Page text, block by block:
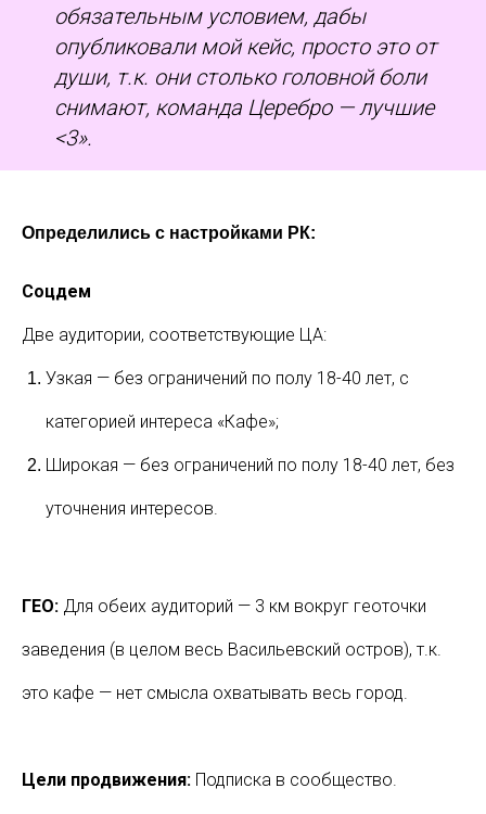
обязательным условием, дабы
опубликовали мой кейс, просто это от
души, т.к. они столько головной боли
снимают, команда Церебро — лучшие
<3».
Определились с настройками РК:
Соцдем
Две аудитории, соответствующие ЦА:
Узкая — без ограничений по полу 18-40 лет, с
категорией интереса «Кафе»;
Широкая — без ограничений по полу 18-40 лет, без
уточнения интересов.
ГЕО: Для обеих аудиторий — 3 км вокруг геоточки
заведения (в целом весь Васильевский остров), т.к.
это кафе — нет смысла охватывать весь город.
Цели продвижения: Подписка в сообщество.